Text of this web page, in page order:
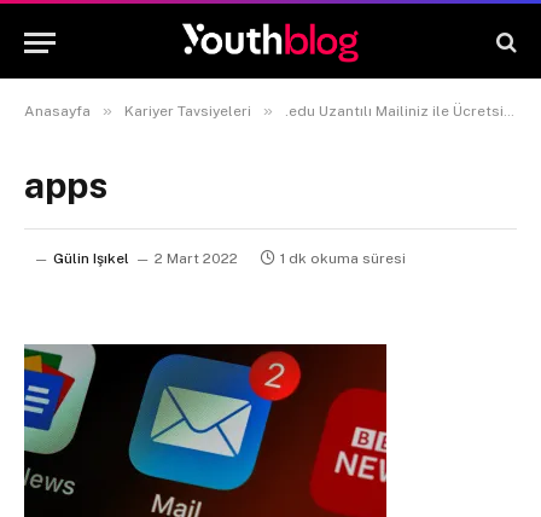
Anasayfa » Kariyer Tavsiyeleri » .edu Uzantılı Mailiniz ile Ücretsiz Erişebileceğiniz 5 Site
apps
Gülin Işıkel 2 Mart 2022 1 dk okuma süresi